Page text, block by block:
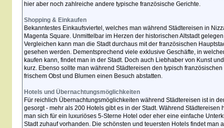
hier aber noch zahlreiche andere typische französische Gerichte.
Shopping & Einkaufen
Bekanntestes Einkaufsviertel, welches man während Städtereisen in
Magenta Square. Unmittelbar im Herzen der historischen Altstadt
Vergleichen kann man die Stadt durchaus mit der französischen
gesehen werden. Dementsprechend viele exklusive Geschäfte, in
kaufen kann, findet man in der Stadt. Doch auch Liebhaber von Kunst
kurz. Ebenso sollte man während Städtereisen den typisch
frischem Obst und Blumen einen Besuch abstatten.
Hotels und Übernachtungsmöglichkeiten
Für reichlich Übernachtungsmöglichkeiten während Städtereisen ist in
gesorgt - mehr als 200 Hotels gibt es in der Stadt. Während Städtereisen
man sich für ein luxuriöses 5-Sterne Hotel oder eher eine einfache
Stadt zuhauf vorhanden. Die schönsten und teuersten Hotels findet man